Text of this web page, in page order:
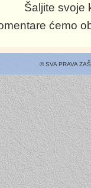
Šaljite svoje
ćemo
© SVA PRAVA